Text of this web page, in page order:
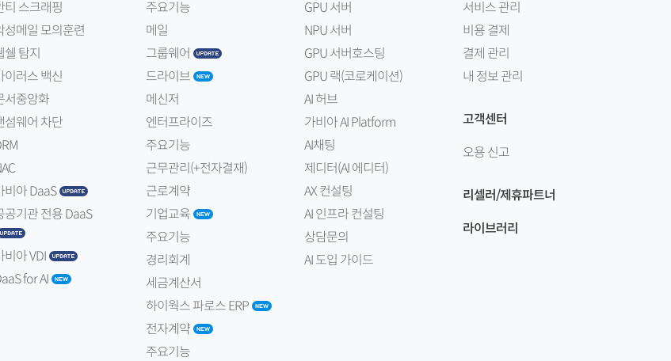
티 스크래핑
성메일 모의훈련
쉘 탐지
이러스 백신
서중앙화
섬웨어 차단
비아 DaaS
공기관 전용 DaaS
비아 VDI
for AI
주요기능
메일
그룹웨어
드라이브
메신저
엔터프라이즈
주요기능
근무관리(+전자결재)
근로계약
기업교육
주요기능
경리회계
세금계산서
하이웍스 파로스 ERP
전자계약
주요기능
GPU 서버
NPU 서버
GPU 서버호스팅
GPU 랙(코로케이션)
AI 허브
가비아 AI Platform
AI채팅
제디터(AI 에디터)
AX 컨설팅
AI 인프라 컨설팅
상담문의
AI 도입 가이드
서비스 관리
비용 결제
결제 관리
내 정보 관리
고객센터
오용 신고
리셀러/제휴파트너
라이브러리